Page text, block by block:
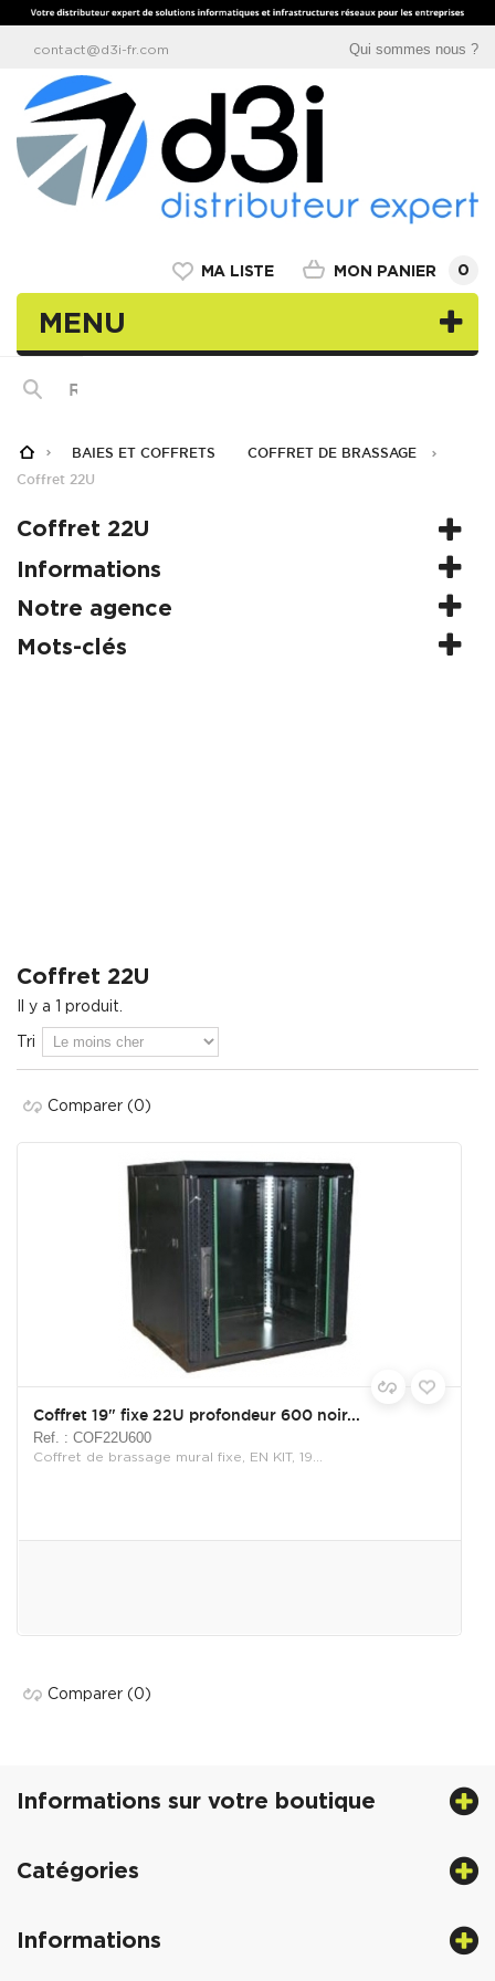
Qui sommes nous ?
contact@d3i-fr.com
MON PANIER 0
MA LISTE
MENU
BAIES ET COFFRETS
COFFRET DE BRASSAGE
Coffret 22U
Coffret 22U
Informations
Notre agence
Mots-clés
Coffret 22U
Il y a 1 produit.
Tri
Comparer (0)
Coffret 19" fixe 22U profondeur 600 noir...
Ref. : COF22U600
Coffret de brassage mural fixe, EN KIT, 19...
Comparer (0)
Informations sur votre boutique
Catégories
Informations